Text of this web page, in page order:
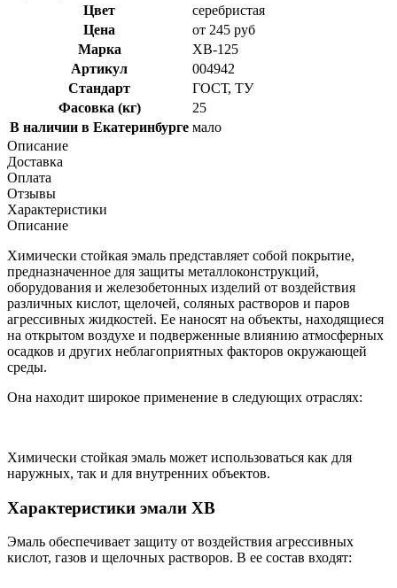
Цвет
серебристая
Цена
от 245 руб
Марка
ХВ-125
Артикул
004942
Стандарт
ГОСТ, ТУ
Фасовка (кг)
25
В наличии в Екатеринбурге мало
Описание
Доставка
Оплата
Отзывы
Характеристики
Описание
Химически стойкая эмаль представляет собой покрытие,
предназначенное для защиты металлоконструкций,
оборудования и железобетонных изделий от воздействия
различных кислот, щелочей, соляных растворов и паров
агрессивных жидкостей. Ее наносят на объекты, находящиеся
на открытом воздухе и подверженные влиянию атмосферных
осадков и других неблагоприятных факторов окружающей
среды.
Она находит широкое применение в следующих отраслях:
Химически стойкая эмаль может использоваться как для
наружных, так и для внутренних объектов.
Характеристики эмали ХВ
Эмаль обеспечивает защиту от воздействия агрессивных
кислот, газов и щелочных растворов. В ее состав входят: